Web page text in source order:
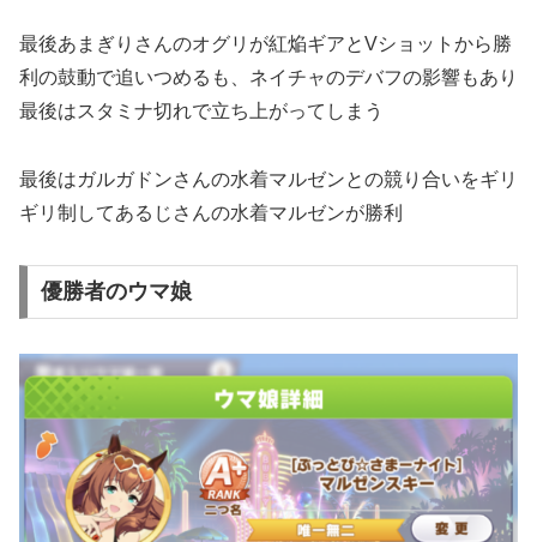
最後あまぎりさんのオグリが紅焔ギアとVショットから勝
利の鼓動で追いつめるも、ネイチャのデバフの影響もあり
最後はスタミナ切れで立ち上がってしまう
最後はガルガドンさんの水着マルゼンとの競り合いをギリ
ギリ制してあるじさんの水着マルゼンが勝利
優勝者のウマ娘